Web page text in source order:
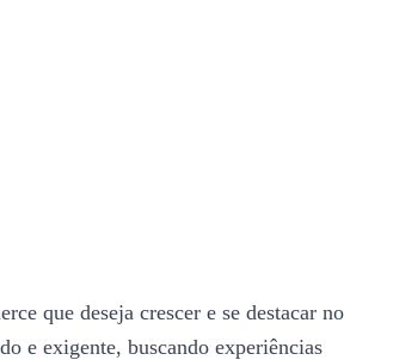
que deseja crescer e se destacar no
e exigente, buscando experiências